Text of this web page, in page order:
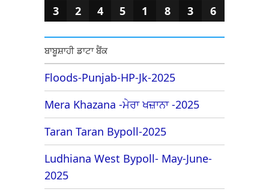
3 2 4 5 1 8 3 6
ਬਾਬੂਸ਼ਾਹੀ ਡਾਟਾ ਬੈਂਕ
Floods-Punjab-HP-Jk-2025
Mera Khazana -ਮੇਰਾ ਖਜ਼ਾਨਾ -2025
Taran Taran Bypoll-2025
Ludhiana West Bypoll- May-June-
2025